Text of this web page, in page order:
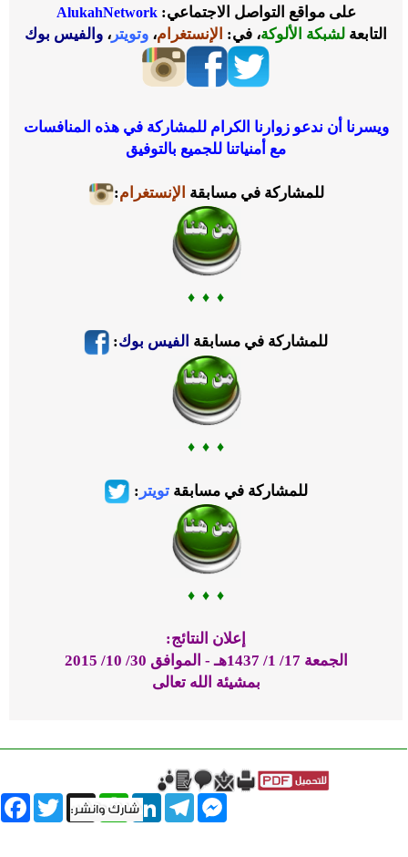
على مواقع التواصل الاجتماعي:AlukahNetwork
التابعة لشبكة الألوكة، في: الإنستغرام، وتويتر ، والفيس بوك
ويسرنا أن ندعو زوارنا الكرام للمشاركة في هذه المنافسات
مع أمنياتنا للجميع بالتوفيق
للمشاركة في مسابقة الإنستغرام:
♦ ♦ ♦
للمشاركة في مسابقة الفيس بوك:
♦ ♦ ♦
للمشاركة في مسابقةتويتر :
♦ ♦ ♦
إعلان النتائج:
الجمعة 17/ 1/ 1437هـ - الموافق 30/ 10/ 2015
بمشيئة الله تعالى
Twitter X
WhatsAppLinkedInTelegram
Messenger